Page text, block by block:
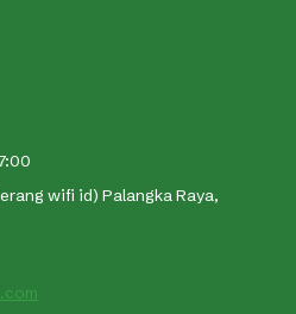
wifi id) Palangka Raya,